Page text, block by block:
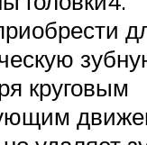
круговым